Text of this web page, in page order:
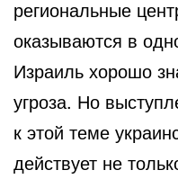
региональные
оказываются в
Израиль хорошо
угроза. Но
к этой теме
действует не